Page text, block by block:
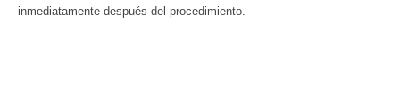
inmediatamente después del procedimiento.